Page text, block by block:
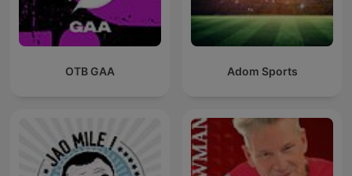
OTB GAA Adom Sports